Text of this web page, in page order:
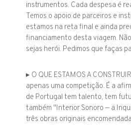
instrumentos. Cada despesa é
Temos o apoio de parceiros e
estamos na reta final e ainda
financiamento desta viagem.
sejas herói. Pedimos que faças
▸ O QUE ESTAMOS A
apenas uma competição. É a
de Portugal tem talento, tem
também "Interior Sonoro — a
três obras originais